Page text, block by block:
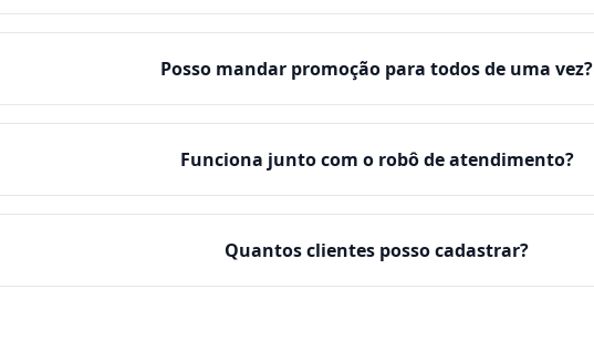
Posso mandar promoção para todos de uma vez?
Funciona junto com o robô de atendimento?
Quantos clientes posso cadastrar?